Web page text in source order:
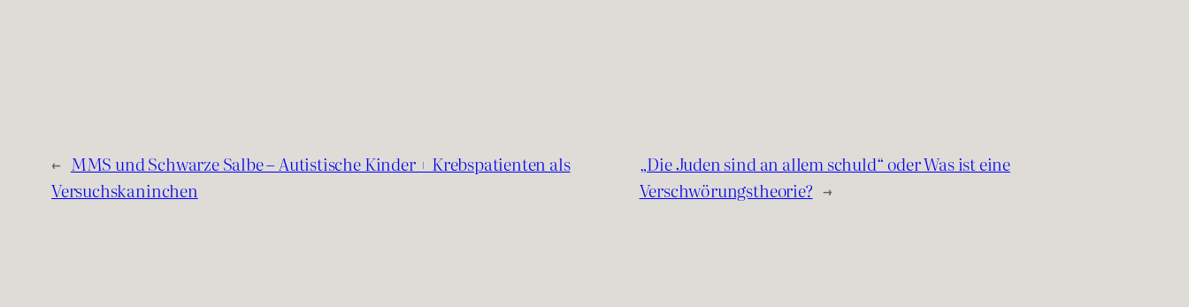
← MMS und Schwarze Salbe – Autistische Kinder + Krebspatienten als
Versuchskaninchen
„Die Juden sind an allem schuld“ oder Was ist eine
Verschwörungstheorie? →